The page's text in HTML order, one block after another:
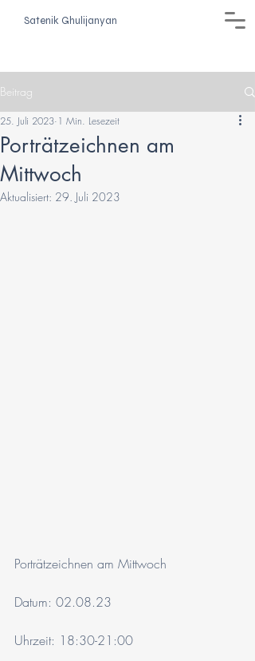
Satenik Ghulijanyan
Beitrag
Porträtzeichnen am
Mittwoch
25. Juli 2023 1 Min. Lesezeit
Aktualisiert: 29. Juli 2023
Porträtzeichnen am Mittwoch
Datum: 02.08.23
Uhrzeit: 18:30-21:00